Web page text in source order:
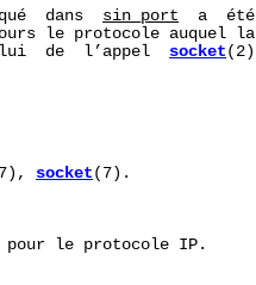
dans
sin_port
  a  été
le protocole auquel la
de  l’appel socket (2)
socket (7).
pour le protocole IP.